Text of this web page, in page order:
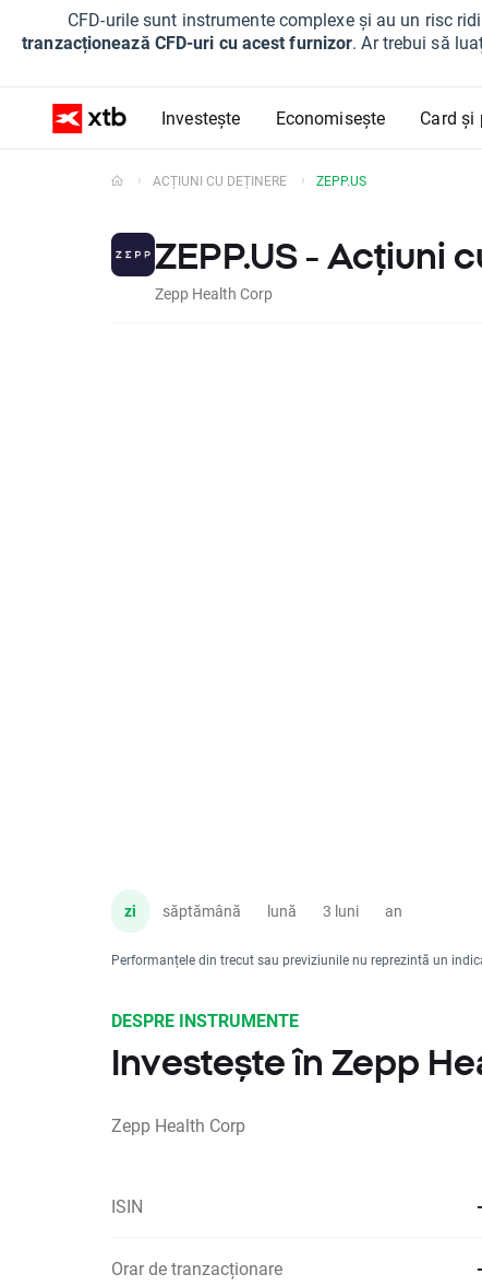
CFD-urile sunt instrumente complexe și au un risc
tranzacționează CFD-uri cu acest furnizor. Ar trebui să
Investește Economisește Card și
ACȚIUNI CU DEȚINERE ZEPP.US
ZEPP.US - Acțiuni
Zepp Health Corp
zi săptămână lună 3 luni an
Performanțele din trecut sau previziunile nu reprezintă un
DESPRE INSTRUMENTE
Investește în Zepp
Zepp Health Corp
ISIN -
Orar de tranzacționare -